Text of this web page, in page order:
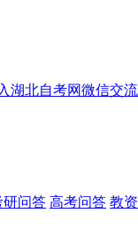
湖北自考网微信交
研问答 高考问答 教